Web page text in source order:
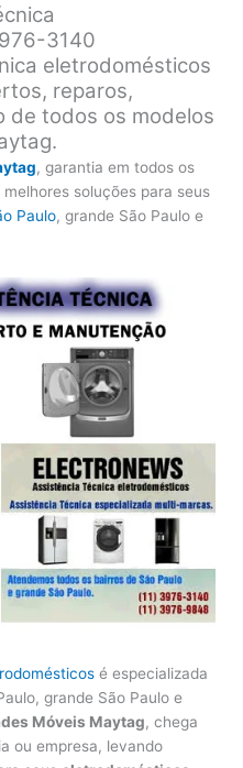
3140
eletrodomésticos
reparos,
de todos os modelos
, garantia em todos os
soluções para seus
Paulo, grande São Paulo e
é especializada
grande São Paulo e
Móveis Maytag, chega
ou empresa, levando